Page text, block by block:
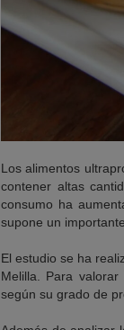
Los alimentos
contener altas
consumo ha
supone un
El estudio se ha
Melilla. Para
según su grado de